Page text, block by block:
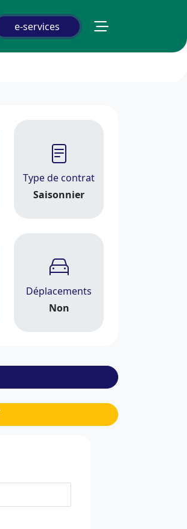
e-services
Type de contrat
Saisonnier
Déplacements
Non